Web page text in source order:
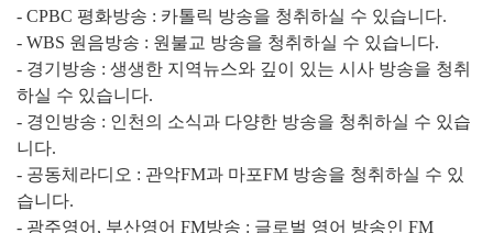
- CPBC 평화방송 : 카톨릭 방송을 청취하실 수 있습니다.
- WBS 원음방송 : 원불교 방송을 청취하실 수 있습니다.
- 경기방송 : 생생한 지역뉴스와 깊이 있는 시사 방송을 청취
하실 수 있습니다.
- 경인방송 : 인천의 소식과 다양한 방송을 청취하실 수 있습
니다.
- 공동체라디오 : 관악FM과 마포FM 방송을 청취하실 수 있
습니다.
- 광주영어, 부산영어 FM방송 : 글로벌 영어 방송인 FM